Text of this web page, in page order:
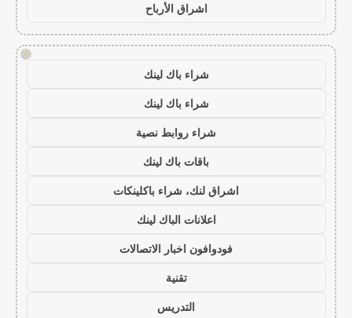
اشراق الأرباح
!
شراء باك لينك
شراء باك لينك
شراء روابط نصية
باقات باك لينك
اشراق لنك، شراء باكلينكات
اعلانات الباك لينك
فودوافون اخبار الاتصالات
تقنية
التدريس